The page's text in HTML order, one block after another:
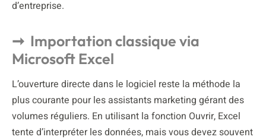
d’entreprise.
Importation classique via
Microsoft Excel
L’ouverture directe dans le logiciel reste la méthode la
plus courante pour les assistants marketing gérant des
volumes réguliers. En utilisant la fonction Ouvrir, Excel
tente d’interpréter les données, mais vous devez souvent